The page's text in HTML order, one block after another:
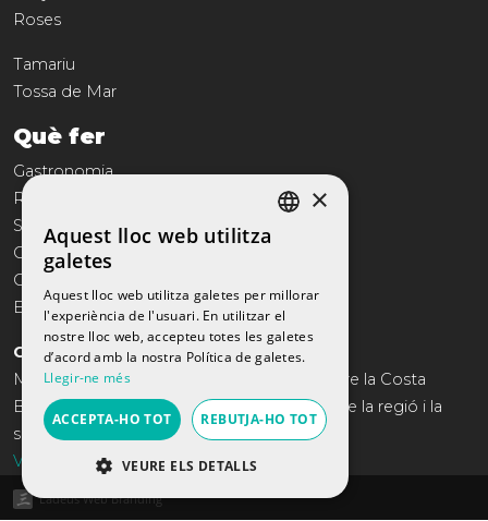
Roses
Tamariu
Tossa de Mar
Què fer
Gastronomia
Reportatges
Serveis
Comerç
Cultura
Entreteniment
COSTA BRAVA TRAVEL
Més de 10 anys oferint el catàleg anual sobre la Costa
Brava. Turisme, gastronomia, Oci, Història de la regió i la
seva actualitat.
Visita'ls aquí
Ladeus Web Branding
ENGLISH
FRENCH
×
Aquest lloc web utilitza
galetes
Aquest lloc web utilitza galetes per millorar
l'experiència de l'usuari. En utilitzar el
nostre lloc web, accepteu totes les galetes
d’acord amb la nostra Política de galetes.
Llegir-ne més
ACCEPTA-HO TOT REBUTJA-HO TOT
VEURE ELS DETALLS
ESTRICTAMENT NECESSÀRIES